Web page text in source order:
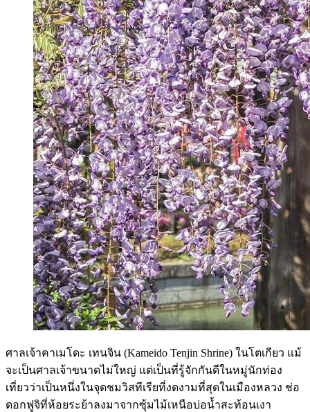
ศาลเจ้าคาเมโดะ เทนจิน (Kameido Tenjin Shrine) ในโตเกียว แม้
จะเป็นศาลเจ้าขนาดไม่ใหญ่ แต่เป็นที่รู้จักกันดีในหมู่นักท่อง
เที่ยวว่าเป็นหนึ่งในจุดชมวิสทีเรียที่งดงามที่สุดในเมืองหลวง ช่อ
ดอกฟูจิที่ห้อยระย้าลงมาจากซุ้มไม้เหนือบ่อน้ำสะท้อนเงา